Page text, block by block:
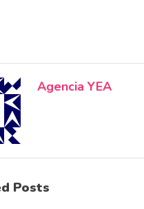
Agencia YEA
Posts